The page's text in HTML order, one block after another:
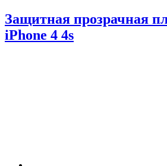
Защитная прозрачная
iPhone 4 4s